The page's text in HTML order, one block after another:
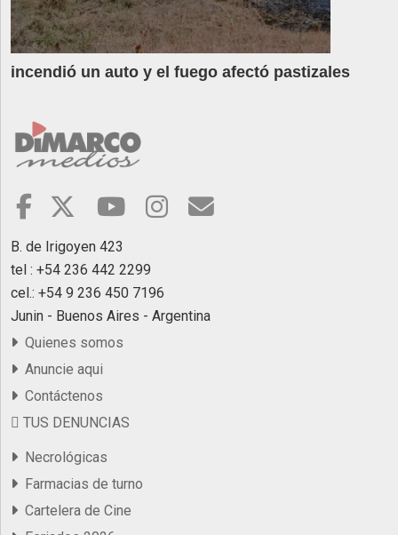
incendió un auto y el fuego afectó pastizales
B. de Irigoyen 423
tel : +54 236 442 2299
cel.: +54 9 236 450 7196
Junin - Buenos Aires - Argentina
Quienes somos
Anuncie aqui
Contáctenos
TUS DENUNCIAS
Necrológicas
Farmacias de turno
Cartelera de Cine